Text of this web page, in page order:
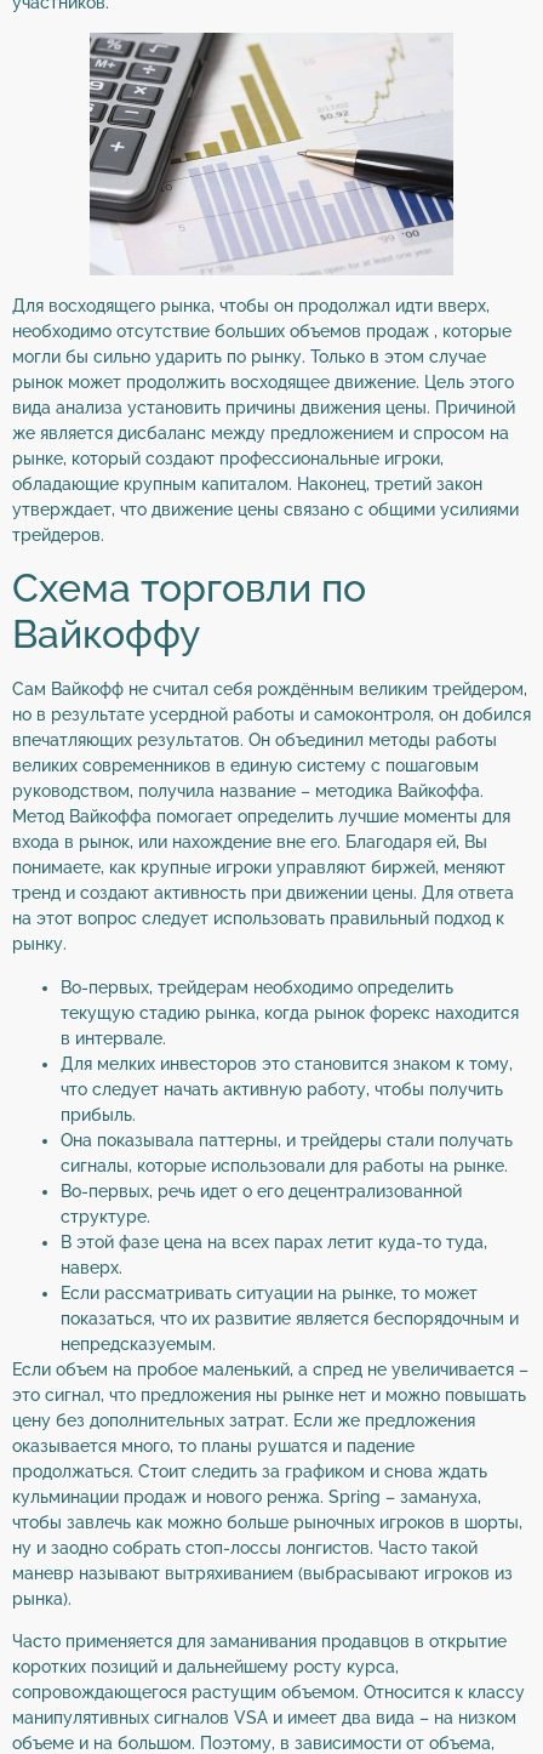
Для восходящего рынка, чтобы он продолжал идти вверх,
необходимо отсутствие больших объемов продаж , которые
могли бы сильно ударить по рынку. Только в этом случае
рынок может продолжить восходящее движение. Цель этого
вида анализа установить причины движения цены. Причиной
же является дисбаланс между предложением и спросом на
рынке, который создают профессиональные игроки,
обладающие крупным капиталом. Наконец, третий закон
утверждает, что движение цены связано с общими усилиями
трейдеров.
Схема торговли по
Вайкоффу
Сам Вайкофф не считал себя рождённым великим трейдером,
но в результате усердной работы и самоконтроля, он добился
впечатляющих результатов. Он объединил методы работы
великих современников в единую систему с пошаговым
руководством, получила название – методика Вайкоффа.
Метод Вайкоффа помогает определить лучшие моменты для
входа в рынок, или нахождение вне его. Благодаря ей, Вы
понимаете, как крупные игроки управляют биржей, меняют
тренд и создают активность при движении цены. Для ответа
на этот вопрос следует использовать правильный подход к
рынку.
Во-первых, трейдерам необходимо определить
текущую стадию рынка, когда рынок форекс находится
в интервале.
Для мелких инвесторов это становится знаком к тому,
что следует начать активную работу, чтобы получить
прибыль.
Она показывала паттерны, и трейдеры стали получать
сигналы, которые использовали для работы на рынке.
Во-первых, речь идет о его децентрализованной
структуре.
В этой фазе цена на всех парах летит куда-то туда,
наверх.
Если рассматривать ситуации на рынке, то может
показаться, что их развитие является беспорядочным и
непредсказуемым.
Если объем на пробое маленький, а спред не увеличивается –
это сигнал, что предложения ны рынке нет и можно повышать
цену без дополнительных затрат. Если же предложения
оказывается много, то планы рушатся и падение
продолжаться. Стоит следить за графиком и снова ждать
кульминации продаж и нового ренжа. Spring – замануха,
чтобы завлечь как можно больше рыночных игроков в шорты,
ну и заодно собрать стоп-лоссы лонгистов. Часто такой
маневр называют вытряхиванием (выбрасывают игроков из
рынка).
Часто применяется для заманивания продавцов в открытие
коротких позиций и дальнейшему росту курса,
сопровождающегося растущим объемом. Относится к классу
манипулятивных сигналов VSA и имеет два вида – на низком
объеме и на большом. Поэтому, в зависимости от объема,